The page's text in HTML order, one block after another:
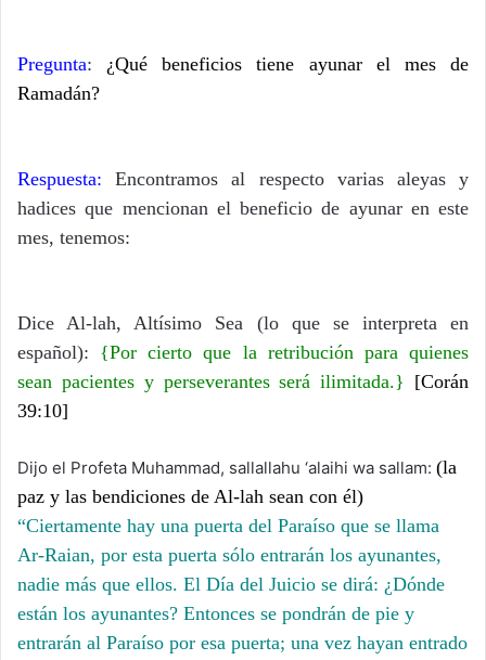
Pregunta: ¿Qué beneficios tiene ayunar el mes de
Ramadán?
Respuesta: Encontramos al respecto varias aleyas y
hadices que mencionan el beneficio de ayunar en este
mes, tenemos:
Dice Al-lah, Altísimo Sea (lo que se interpreta en
español): {Por cierto que la retribución para quienes
sean pacientes y perseverantes será ilimitada.} [Corán
39:10]
Dijo el Profeta Muhammad, sallallahu ‘alaihi wa sallam: (la
paz y las bendiciones de Al-lah sean con él)
“Ciertamente hay una puerta del Paraíso que se llama
Ar-Raian, por esta puerta sólo entrarán los ayunantes,
nadie más que ellos. El Día del Juicio se dirá: ¿Dónde
están los ayunantes? Entonces se pondrán de pie y
entrarán al Paraíso por esa puerta; una vez hayan entrado